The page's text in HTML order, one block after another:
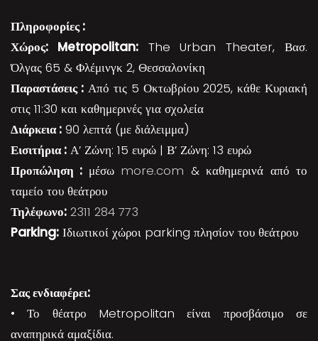
Πληροφορίες :
Χώρος: Metropolitan:The Urban Theater, Βασ.
Όλγας 65 & Φλέμινγκ 2, Θεσσαλονίκη
Παραστάσεις : Από τις 5 Οκτωβρίου 2025, κάθε Κυριακή
στις 11:30 και καθημερινές για σχολεία
Διάρκεια : 90 λεπτά (με διάλειμμα)
Εισιτήρια : Α’ Ζώνη: 15 ευρώ | Β’ Ζώνη: 13 ευρώ
Προπώληση : μέσω more.com & καθημερινά από το
ταμείο του θεάτρου
Τηλέφωνο: 2311 284 773
Parking: Ιδιωτικοί χώροι parking πλησίον του θεάτρου
Σας ενδιαφέρει:
• Το θέατρο Metropolitan είναι προσβάσιμο σε
αναπηρικά αμαξίδια.